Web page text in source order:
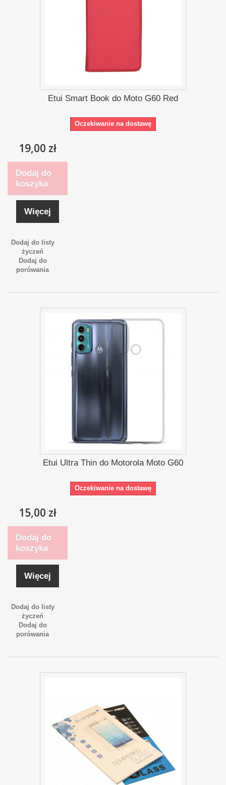
Etui Smart Book do Moto G60 Red
Oczekiwanie na dostawę
19,00 zł
Dodaj do
koszyka
Więcej
Dodaj do listy
życzeń
Dodaj do
porówania
Etui Ultra Thin do Motorola Moto G60
Oczekiwanie na dostawę
15,00 zł
Dodaj do
koszyka
Więcej
Dodaj do listy
życzeń
Dodaj do
porówania